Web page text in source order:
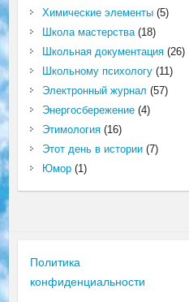
Химические элементы(5)
Школа мастерства(18)
Школьная документация(26)
Школьному психологу(11)
Электронный журнал (57)
Энергосбережение(4)
Этимология(16)
Этот день в истории(7)
Юмор(1)
Политика
конфиденциальности